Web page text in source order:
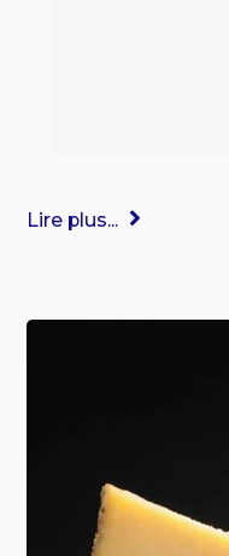
Lire plus...